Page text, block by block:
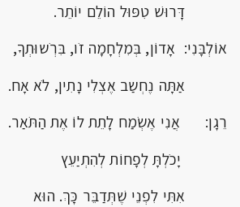
דָּרוּשׁ טִפּוּל הוֹלֵם יוֹתֵר.
אוֹלְבָּנִי: אָדוֹן, בְּמִלְחָמָה זֹו, בִּרְֹשוּתְךָ,
אַתָּה נֶחְשַב אֶצְלִי נָתִין, לֹא אָח.
רֵגָן: אֲנִי אֶשְֹמַח לָתֵת לוֹ אֶת הַתֹּאַר.
יָכֹלְתָּ לְפָחוֹת לְהִתְיַעֵץ
אִתִּי לִפְנֵי שֶׁתְּדַבֵּר כָּךְ. הוּא